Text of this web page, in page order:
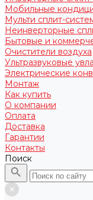
Мобильные
Мульти сплит-
Неинверторные
Бытовые и
Очистители воздуха
Ультразвуковые
Электрические
Монтаж
Как купить
О компании
Оплата
Доставка
Гарантии
Контакты
Поиск